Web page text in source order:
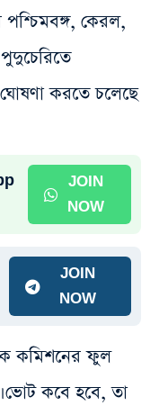
পশ্চিমবঙ্গ, কেরল,
করতে চলেছে
JOIN
NOW
JOIN
NOW
কমিশনের ফুল
ভোট কবে হবে, তা